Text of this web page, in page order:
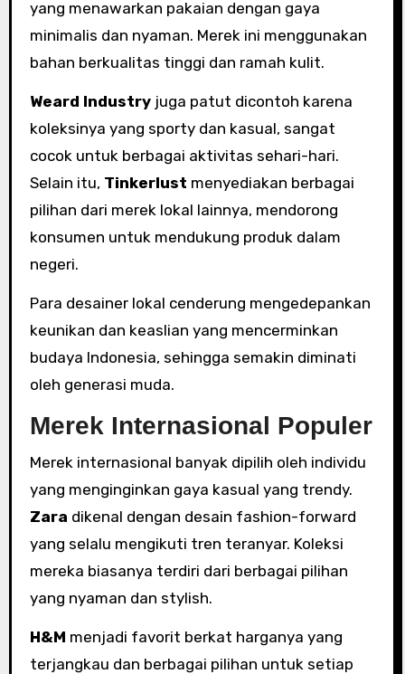
yang menawarkan pakaian dengan gaya
minimalis dan nyaman. Merek ini menggunakan
bahan berkualitas tinggi dan ramah kulit.
Weard Industryjuga patut dicontoh karena
koleksinya yang sporty dan kasual, sangat
cocok untuk berbagai aktivitas sehari-hari.
Selain itu, Tinkerlust menyediakan berbagai
pilihan dari merek lokal lainnya, mendorong
konsumen untuk mendukung produk dalam
negeri.
Para desainer lokal cenderung mengedepankan
keunikan dan keaslian yang mencerminkan
budaya Indonesia, sehingga semakin diminati
oleh generasi muda.
Merek Internasional Populer
Merek internasional banyak dipilih oleh individu
yang menginginkan gaya kasual yang trendy.
Zara dikenal dengan desain fashion-forward
yang selalu mengikuti tren teranyar. Koleksi
mereka biasanya terdiri dari berbagai pilihan
yang nyaman dan stylish.
H&M menjadi favorit berkat harganya yang
terjangkau dan berbagai pilihan untuk setiap